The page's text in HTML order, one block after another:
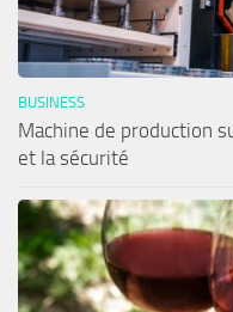
BUSINESS
Machine de production
et la sécurité